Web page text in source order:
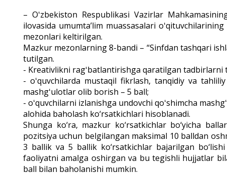
– Oʻzbekiston Respublikasi Vazirlar
ilovasida umumtaʼlim muassasalari
mezonlari keltirilgan.
Mazkur mezonlarning 8-bandi – “Sinfdan tashqari
tutilgan.
- Kreativlikni ragʻbatlantirishga qaratilgan tadbirlarni
- oʻquvchilarda mustaqil fikrlash, tanqidiy va
mashgʻulotlar olib borish – 5 ball;
- oʻquvchilarni izlanishga undovchi qoʻshimcha
alohida baholash ko‘rsatkichlari hisoblanadi.
Shunga ko‘ra, mazkur ko‘rsatkichlar bo‘yicha
pozitsiya uchun belgilangan maksimal 10 balldan
3 ballik va 5 ballik ko‘rsatkichlar bajarilgan
faoliyatni amalga oshirgan va bu tegishli hujjatlar
ball bilan baholanishi mumkin.